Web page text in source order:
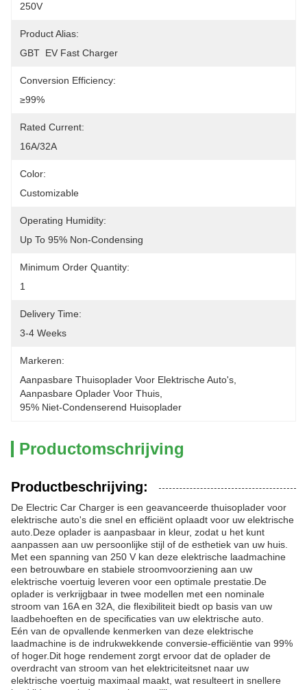
250V
Product Alias:
GBT  EV Fast Charger
Conversion Efficiency:
≥99%
Rated Current:
16A/32A
Color:
Customizable
Operating Humidity:
Up To 95% Non-Condensing
Minimum Order Quantity:
1
Delivery Time:
3-4 Weeks
Markeren:
Aanpasbare Thuisoplader Voor Elektrische Auto's
Aanpasbare Oplader Voor Thuis
95% Niet-Condenserend Huisoplader
Productomschrijving
Productbeschrijving:
De Electric Car Charger is een geavanceerde thuisoplader voor
elektrische auto's die snel en efficiënt oplaadt voor uw elektrische
auto.Deze oplader is aanpasbaar in kleur, zodat u het kunt
aanpassen aan uw persoonlijke stijl of de esthetiek van uw huis.
Met een spanning van 250 V kan deze elektrische laadmachine
een betrouwbare en stabiele stroomvoorziening aan uw
elektrische voertuig leveren voor een optimale prestatie.De
oplader is verkrijgbaar in twee modellen met een nominale
stroom van 16A en 32A, die flexibiliteit biedt op basis van uw
laadbehoeften en de specificaties van uw elektrische auto.
Eén van de opvallende kenmerken van deze elektrische
laadmachine is de indrukwekkende conversie-efficiëntie van 99%
of hoger.Dit hoge rendement zorgt ervoor dat de oplader de
overdracht van stroom van het elektriciteitsnet naar uw
elektrische voertuig maximaal maakt, wat resulteert in snellere